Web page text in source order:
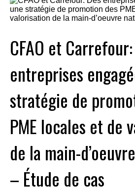
CFAO et
entreprises
stratégie de
PME locales et de
de la main-
– Étude de cas